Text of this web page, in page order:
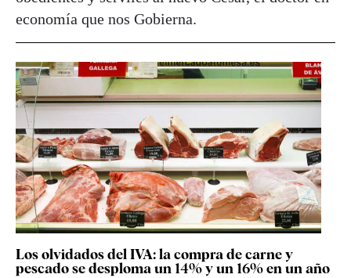
economía que nos Gobierna.
Los olvidados del IVA: la compra de carne y
pescado se desploma un 14% y un 16% en un año